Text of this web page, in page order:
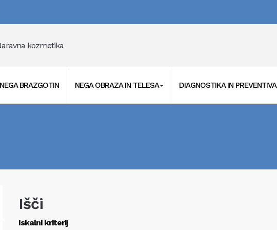
NEGA BRAZGOTIN NEGA OBRAZA IN TELESA DIAGNOSTIKA IN PREVENTIVA
Išči
Iskalni kriterij